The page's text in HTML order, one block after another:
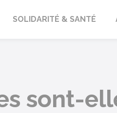
SOLIDARITÉ & SANTÉ
sont-